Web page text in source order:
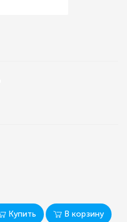
Купить В корзину